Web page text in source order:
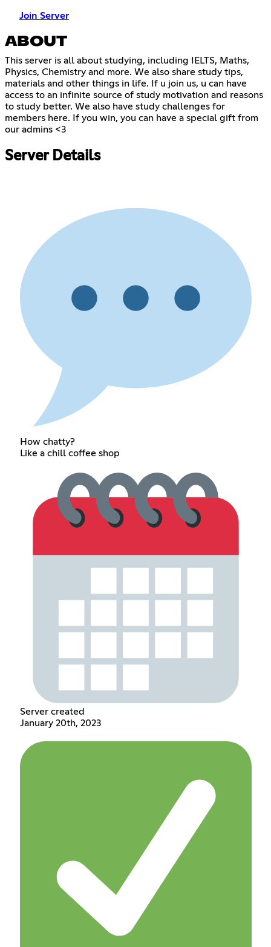
Join Server
ABOUT
This server is all about studying, including IELTS, Maths,
Physics, Chemistry and more. We also share study tips,
materials and other things in life. If u join us, u can have
access to an infinite source of study motivation and reasons
to study better. We also have study challenges for
members here. If you win, you can have a special gift from
our admins <3
Server Details
How chatty?
Like a chill coffee shop
Server created
January 20th, 2023